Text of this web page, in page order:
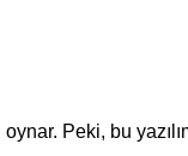
Peki, bu